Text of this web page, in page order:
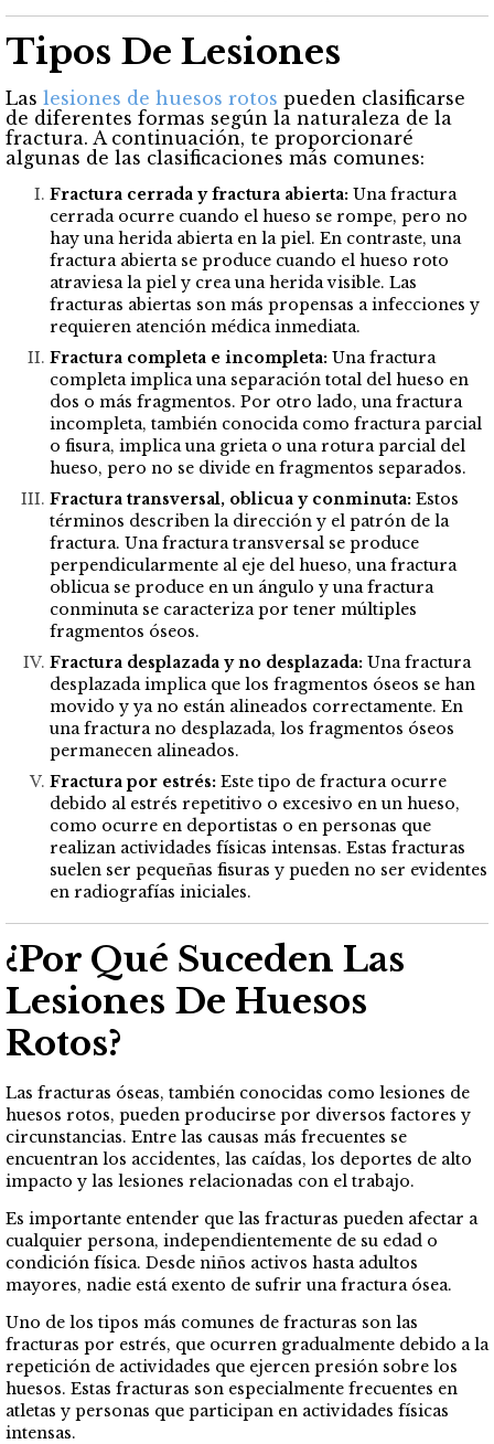
Tipos De Lesiones
Las lesiones de huesos rotos pueden clasificarse
de diferentes formas según la naturaleza de la
fractura. A continuación, te proporcionaré
algunas de las clasificaciones más comunes:
Fractura cerrada y fractura abierta: Una fractura
cerrada ocurre cuando el hueso se rompe, pero no
hay una herida abierta en la piel. En contraste, una
fractura abierta se produce cuando el hueso roto
atraviesa la piel y crea una herida visible. Las
fracturas abiertas son más propensas a infecciones y
requieren atención médica inmediata.
Fractura completa e incompleta: Una fractura
completa implica una separación total del hueso en
dos o más fragmentos. Por otro lado, una fractura
incompleta, también conocida como fractura parcial
o fisura, implica una grieta o una rotura parcial del
hueso, pero no se divide en fragmentos separados.
Fractura transversal, oblicua y conminuta: Estos
términos describen la dirección y el patrón de la
fractura. Una fractura transversal se produce
perpendicularmente al eje del hueso, una fractura
oblicua se produce en un ángulo y una fractura
conminuta se caracteriza por tener múltiples
fragmentos óseos.
Fractura desplazada y no desplazada: Una fractura
desplazada implica que los fragmentos óseos se han
movido y ya no están alineados correctamente. En
una fractura no desplazada, los fragmentos óseos
permanecen alineados.
Fractura por estrés: Este tipo de fractura ocurre
debido al estrés repetitivo o excesivo en un hueso,
como ocurre en deportistas o en personas que
realizan actividades físicas intensas. Estas fracturas
suelen ser pequeñas fisuras y pueden no ser evidentes
en radiografías iniciales.
¿Por Qué Suceden Las
Lesiones De Huesos
Rotos?
Las fracturas óseas, también conocidas como lesiones de
huesos rotos, pueden producirse por diversos factores y
circunstancias. Entre las causas más frecuentes se
encuentran los accidentes, las caídas, los deportes de alto
impacto y las lesiones relacionadas con el trabajo.
Es importante entender que las fracturas pueden afectar a
cualquier persona, independientemente de su edad o
condición física. Desde niños activos hasta adultos
mayores, nadie está exento de sufrir una fractura ósea.
Uno de los tipos más comunes de fracturas son las
fracturas por estrés, que ocurren gradualmente debido a la
repetición de actividades que ejercen presión sobre los
huesos. Estas fracturas son especialmente frecuentes en
atletas y personas que participan en actividades físicas
intensas.